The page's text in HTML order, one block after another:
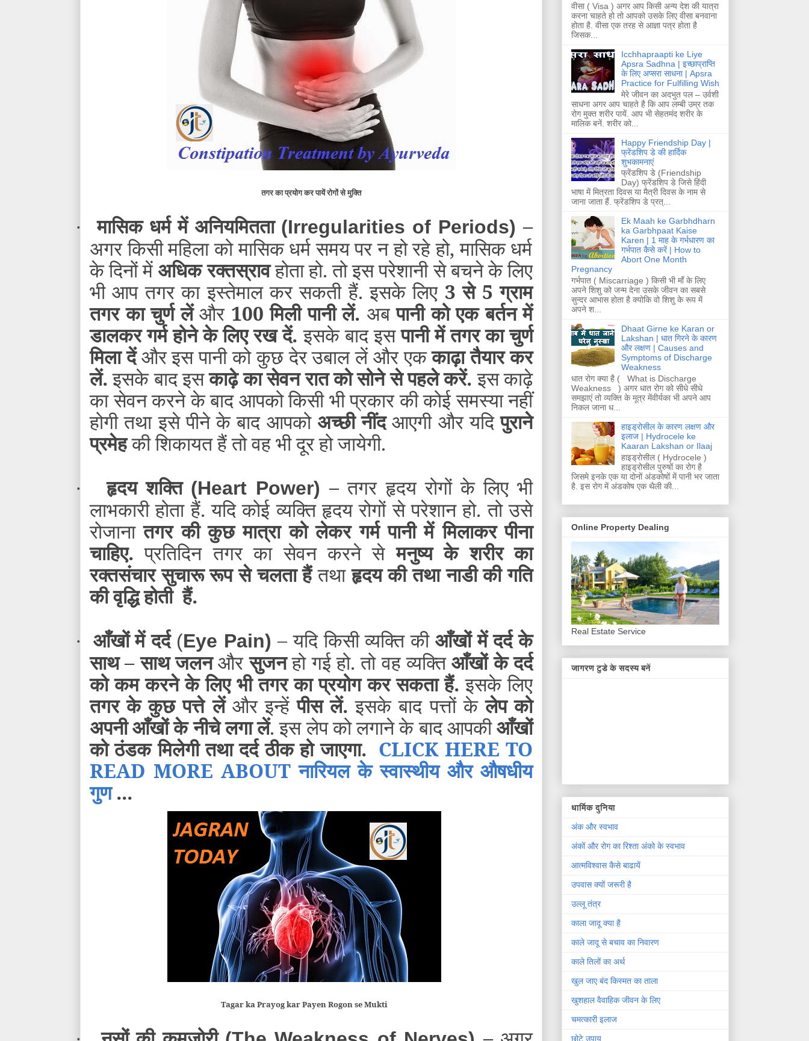
तगर का प्रयोग कर पायें रोगों से मुक्ति
· मासिक धर्म में अनियमितता (Irregularities of Periods)–
अगर किसी महिला को मासिक धर्म समय पर न हो रहे हो, मासिक धर्म
के दिनों में अधिक रक्तस्रावहोता हो. तो इस परेशानी से बचने के लिए
भी आप तगर का इस्तेमाल कर सकती हैं. इसके लिए 3 से 5 ग्राम
तगर का चुर्ण लेंऔर 100 मिली पानी लें. अबपानी को एक बर्तन में
डालकर गर्म होने के लिए रख दें. इसके बाद इसपानी में तगर का चुर्ण
मिला देंऔर इस पानी को कुछ देर उबाल लें और एककाढ़ा तैयार कर
लें.इसके बाद इसकाढ़े का सेवन रात को सोने से पहले करें.इस काढ़े
का सेवन करने के बाद आपको किसी भी प्रकार की कोई समस्या नहीं
होगी तथा इसे पीने के बाद आपको अच्छी नींदआएगी और यदिपुराने
प्रमेहकी शिकायत हैं तो वह भी दूर हो जायेगी.
· हृदय शक्ति (Heart Power)–तगर हृदय रोगों के लिए भी
लाभकारी होता हैं. यदि कोई व्यक्ति हृदय रोगों से परेशान हो. तो उसे
रोजानातगर की कुछ मात्रा को लेकर गर्म पानी में मिलाकर पीना
चाहिए.प्रतिदिन तगर का सेवन करने सेमनुष्य के शरीर का
रक्तसंचार सुचारू रूप से चलता हैंतथाहृदय की तथा नाडी की गति
की वृद्धि होती हैं.
· आँखों में दर्द (Eye Pain) – यदि किसी व्यक्ति की आँखों में दर्द के
साथ – साथ जलनऔरसुजनहो गई हो. तो वह व्यक्तिआँखों के दर्द
को कम करने के लिए भी तगर का प्रयोग कर सकता हैं. इसके लिए
तगर के कुछ पत्ते लेंऔर इन्हेंपीस लें. इसके बाद पत्तों केलेप को
अपनी आँखों के नीचे लगा लें. इस लेप को लगाने के बाद आपकीआँखों
को ठंडक मिलेगी तथा दर्द ठीक हो जाएगा. CLICK HERE TO
READ MORE ABOUT नारियल के स्वास्थीय और औषधीय
गुण...
Tagar ka Prayog kar Payen Rogon se Mukti
वीसा ( Visa ) अगर आप किसी अन्य देश की यात्रा
करना चाहते हो तो आपको उसके लिए वीसा बनवाना
होता है. वीसा एक तरह से आज्ञा पत्र होता है
जिसक...
Icchhapraapti ke Liye
Apsra Sadhna | इच्छाप्राप्ति
के लिए अप्सरा साधना | Apsra
Practice for Fulfilling Wish
मेरे जीवन का अदभुत पल – उर्वशी
साधना अगर आप चाहते है कि आप लम्बी उम्र तक
रोग मुक्त शरीर पायें. आप भी सेहतमंद शरीर के
मालिक बनें. शरीर को...
Happy Friendship Day |
फ्रेंडशिप डे की हार्दिक
शुभकामनाएं
फ्रेंडशिप डे (Friendship
Day) फ्रेंडशिप डे जिसे हिंदी
भाषा में मित्रता दिवस या मैत्री दिवस के नाम से
जाना जाता हैं. फ्रेंडशिप डे प्रत्...
Ek Maah ke Garbhdharn
ka Garbhpaat Kaise
Karen | 1 माह के गर्भधारण का
गर्भपात कैसे करें | How to
Abort One Month
Pregnancy
गर्भपात ( Miscarriage ) किसी भी माँ के लिए
अपने शिशु को जन्म देना उसके जीवन का सबसे
सुन्दर आभास होता है क्योकि वो शिशु के रूप में
अपने श...
Dhaat Girne ke Karan or
Lakshan | धात गिरने के कारण
और लक्षण | Causes and
Symptoms of Discharge
Weakness
धात रोग क्या है ( What is Discharge
Weakness ) अगर धात रोग को सीधे सीधे
समझाएं तो व्यक्ति के मूत्र मेंवीर्यका भी अपने आप
निकल जाना ध...
हाइड्रोसील के कारण लक्षण और
इलाज | Hydrocele ke
Kaaran Lakshan or Ilaaj
हाइड्रोसील ( Hydrocele )
हाइड्रोसील पुरुषों का रोग है
जिसमे इनके एक या दोनों अंडकोषों में पानी भर जाता
है. इस रोग में अंडकोष एक थैली की...
Online Property Dealing
Real Estate Service
जागरण टुडे के सदस्य बनें
धार्मिक दुनिया
अंक और स्वभाव
अंकों और रोग का रिश्ता अंको के स्वभाव
आत्मविश्वास कैसे बाढायें
उपवास क्यों जरूरी है
उल्लू तंत्र
काला जादू क्या है
काले जादू से बचाव का निवारण
काले तिलों का अर्थ
खुल जाए बंद किस्मत का ताला
खुशहाल वैवाहिक जीवन के लिए
चमत्कारी इलाज
छोटे उपाय